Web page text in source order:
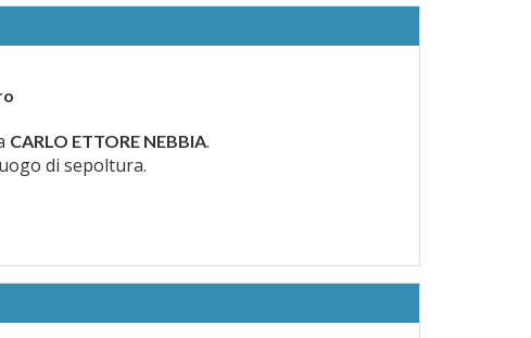
CARLO ETTORE NEBBIA.
di sepoltura.